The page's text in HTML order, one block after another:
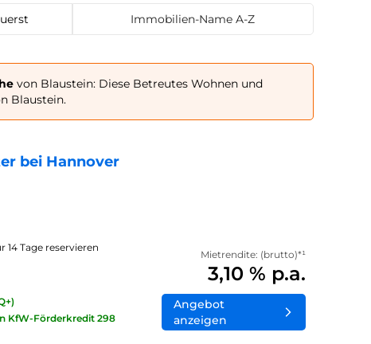
Immobilien-Name A-Z
von Blaustein: Diese Betreutes Wohnen und
Blaustein.
bei Hannover
Tage reservieren
KfW-Förderkredit 298
Mietrendite: (brutto)*¹
3,10 % p.a.
Angebot
anzeigen